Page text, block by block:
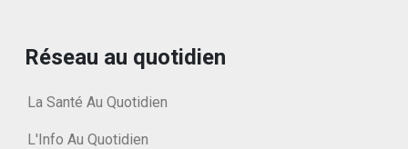
Réseau au quotidien
La Santé Au Quotidien
L'Info Au Quotidien